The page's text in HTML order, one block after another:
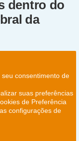
dentro do
da
consentimento de
suas preferências
de Preferência
configurações de